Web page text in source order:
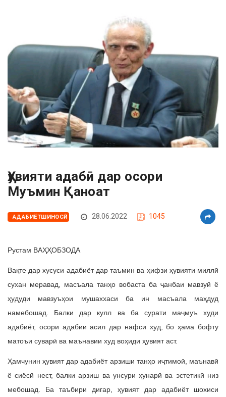
Ҳувияти адабӣ дар осори
Муъмин Қаноат
АДАБИЁТШИНОСӢ 28.06.2022 1045
Рустам ВАҲҲОБЗОДА
Вақте дар хусуси адабиёт дар таъмин ва ҳифзи ҳувияти миллӣ
сухан меравад, масъала танҳо вобаста ба ҷанбаи мавзуӣ ё
ҳудуди мавзуъҳои мушаххаси ба ин масъала маҳдуд
намебошад. Балки дар кулл ва ба сурати маҷмуъ худи
адабиёт, осори адабии асил дар нафси худ, бо ҳама бофту
матоъи суварӣ ва маънавии худ воҳиди ҳувият аст.
Ҳамчунин ҳувият дар адабиёт арзиши танҳо иҷтимоӣ, маънавӣ
ё сиёсӣ нест, балки арзиш ва унсури ҳунарӣ ва эстетикӣ низ
мебошад. Ба таъбири дигар, ҳувият дар адабиёт шохиси